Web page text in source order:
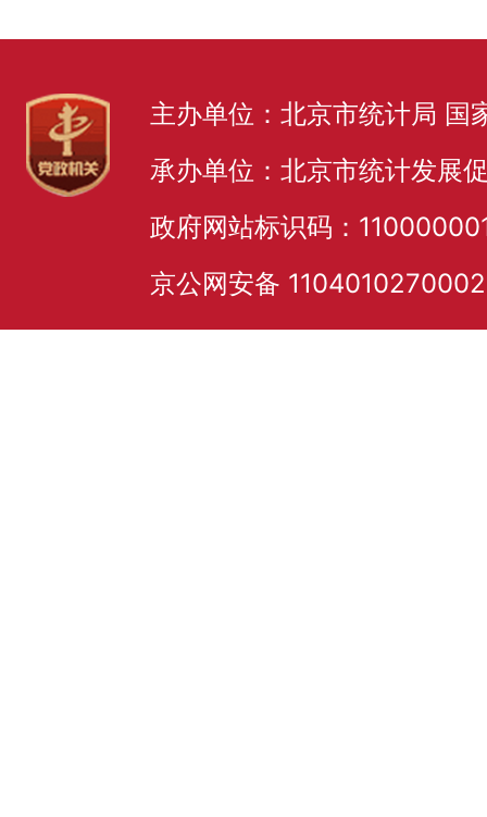
主办单位：北京市统计局 国
承办单位：北京市统计发展
政府网站标识码：
京公网安备